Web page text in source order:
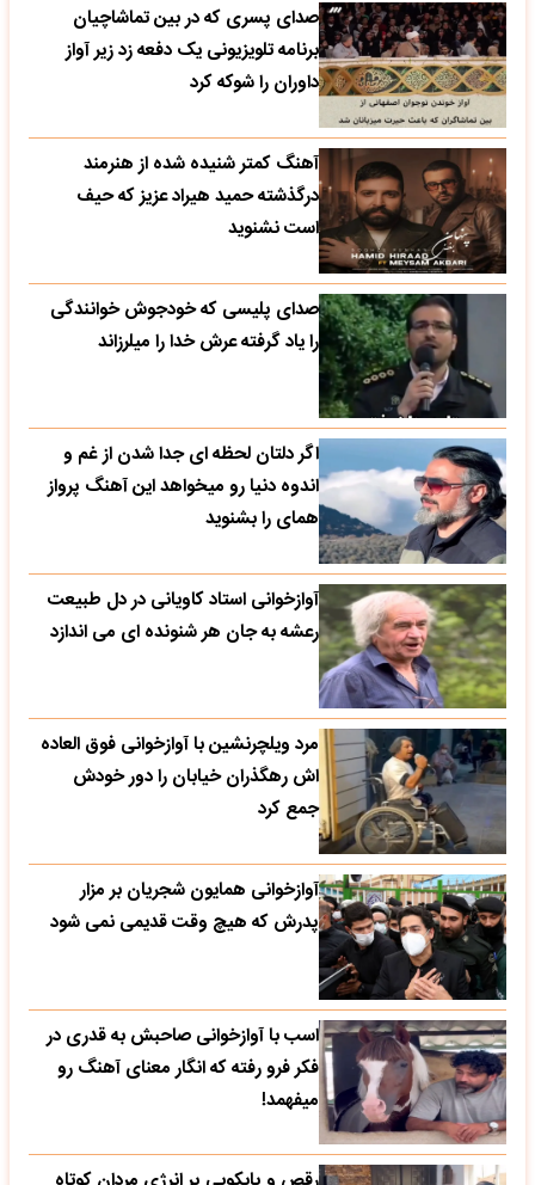
صدای پسری که در بین تماشاچیان
برنامه تلویزیونی یک دفعه زد زیر آواز
داوران را شوکه کرد
آهنگ کمتر شنیده شده از هنرمند
درگذشته حمید هیراد عزیز که حیف
است نشنوید
صدای پلیسی که خودجوش خوانندگی
را یاد گرفته عرش خدا را میلرزاند
اگر دلتان لحظه ای جدا شدن از غم و
اندوه دنیا رو میخواهد این آهنگ پرواز
همای را بشنوید
آوازخوانی استاد کاویانی در دل طبیعت
رعشه به جان هر شنونده ای می اندازد
مرد ویلچرنشین با آوازخوانی فوق العاده
اش رهگذران خیابان را دور خودش
جمع کرد
آوازخوانی همایون شجریان بر مزار
پدرش که هیچ وقت قدیمی نمی شود
اسب با آوازخوانی صاحبش به قدری در
فکر فرو رفته که انگار معنای آهنگ رو
میفهمد!